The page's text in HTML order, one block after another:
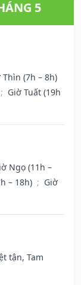
5
Thìn (7h – 8h)
; Giờ Tuất (19h
Ngọ (11h –
– 18h) ; Giờ
tận, Tam